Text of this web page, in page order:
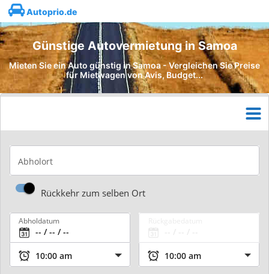
Autoprio.de
Günstige Autovermietung in Samoa
Mieten Sie ein Auto günstig in Samoa - Vergleichen Sie Preise
für Mietwagen von Avis, Budget...
Abholort
Rückkehr zum selben Ort
Abholdatum